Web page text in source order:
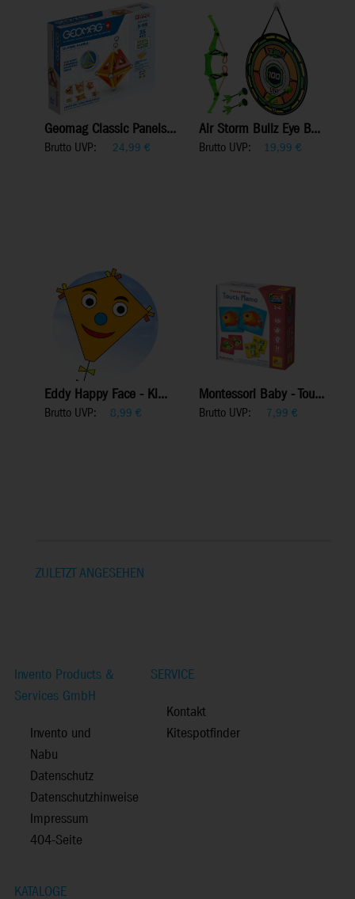
Geomag Classic Panels...
Brutto UVP: 24,99 €
Air Storm Bullz Eye B...
Brutto UVP: 19,99 €
Eddy Happy Face - Ki...
Brutto UVP: 8,99 €
Montessori Baby - Tou...
Brutto UVP: 7,99 €
ZULETZT ANGESEHEN
Invento Products &
Services GmbH
Invento und
Nabu
Datenschutz
Datenschutzhinweise
Impressum
404-Seite
SERVICE
Kontakt
Kitespotfinder
KATALOGE